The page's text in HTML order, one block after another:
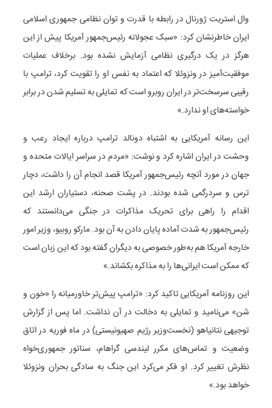
وال استریت ژورنال در رابطه با قدرت و توان نظامی جمهوری اسلامی
ایران خاطرنشان کرد: «سبک عجولانه رئیس‌جمهور آمریکا پیش از این
هرگز در یک درگیری نظامی آزمایش نشده بود. برخلاف عملیات
موفقیت‌آمیز در ونزوئلا که اعتماد به نفس او را تقویت کرد، ترامپ با
رقیبی سرسخت‌تر در ایران روبرو است که تمایلی به تسلیم شدن در برابر
خواسته‌های او ندارد.»
این رسانه آمریکایی به اشتباه دونالد ترامپ درباره ایجاد رعب و
وحشت در ایران اشاره کرد و نوشت: «مردم در سراسر ایالات متحده و
جهان در مورد آنچه رئیس‌جمهور آمریکا قصد انجام آن را داشت، دچار
ترس و سردرگمی شده بودند. در پشت صحنه، دستیاران ارشد این
اقدام را راهی برای تحریک مذاکرات در جنگی می‌دانستند که
رئیس‌جمهور به شدت آماده پایان دادن به آن بود. مارکو روبیو، وزیر امور
خارجه آمریکا هم به‌طور خصوصی به دیگران گفته بود که این زبان است
که ممکن است ایرانی‌ها را به مذاکره بکشاند.»
این روزنامه آمریکایی تاکید کرد: «ترامپ پیش‌تر خاورمیانه را «خون و
شن» می‌نامید و تمایلی به دخالت در آن نداشت. اما پس از گزارش
توجیهی نتانیاهو (نخست‌وزیر رژیم صهیونیستی) در ماه فوریه در اتاق
وضعیت و تماس‌های مکرر لیندسی گراهام، سناتور جمهوری‌خواه
نظرش تغییر کرد. او فکر می‌کرد این جنگ به سادگی بحران ونزوئلا
خواهد بود.»